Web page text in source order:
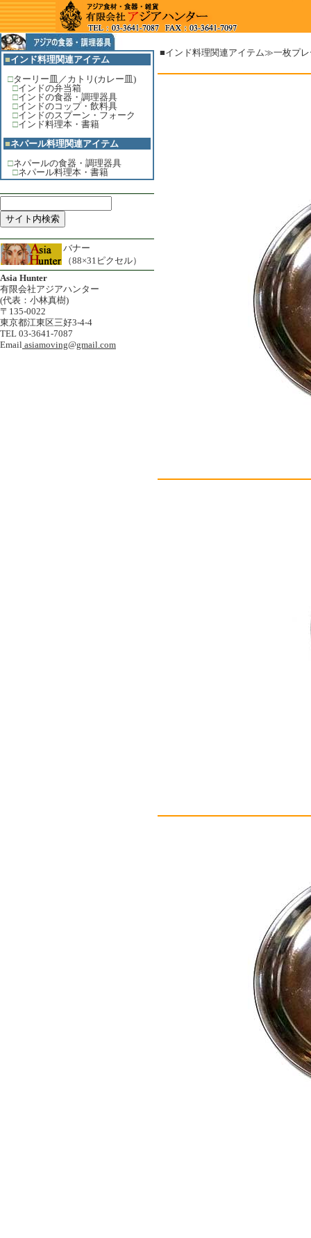
■インド料理関連アイテム
□ターリー皿／カトリ(カレー皿)
□インドの弁当箱
□インドの食器・調理器具
□インドのコップ・飲料具
□インドのスプーン・フォーク
□インド料理本・書籍
■ネパール料理関連アイテム
□ネパールの食器・調理器具
□ネパール料理本・書籍
バナー
（88×31ピクセル）
Asia Hunter
有限会社アジアハンター
(代表：小林真樹)
〒135-0022
東京都江東区三好3-4-4
TEL 03-3641-7087
Email asiamoving@gmail.com
■インド料理関連アイテム≫一枚プ